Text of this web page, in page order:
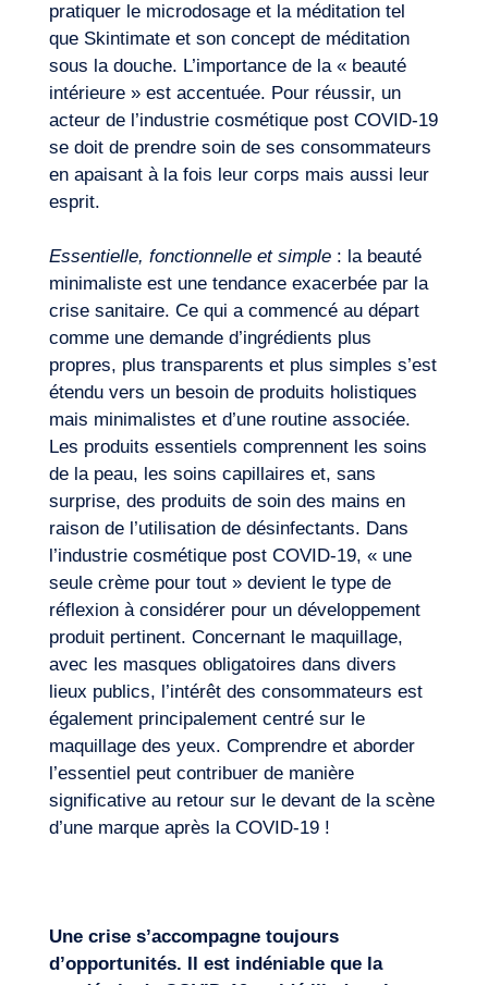
pratiquer le microdosage et la méditation tel
que Skintimate et son concept de méditation
sous la douche. L’importance de la « beauté
intérieure » est accentuée. Pour réussir, un
acteur de l’industrie cosmétique post COVID-19
se doit de prendre soin de ses consommateurs
en apaisant à la fois leur corps mais aussi leur
esprit.
Essentielle, fonctionnelle et simple: la beauté
minimaliste est une tendance exacerbée par la
crise sanitaire. Ce qui a commencé au départ
comme une demande d’ingrédients plus
propres, plus transparents et plus simples s’est
étendu vers un besoin de produits holistiques
mais minimalistes et d’une routine associée.
Les produits essentiels comprennent les soins
de la peau, les soins capillaires et, sans
surprise, des produits de soin des mains en
raison de l’utilisation de désinfectants. Dans
l’industrie cosmétique post COVID-19, « une
seule crème pour tout » devient le type de
réflexion à considérer pour un développement
produit pertinent. Concernant le maquillage,
avec les masques obligatoires dans divers
lieux publics, l’intérêt des consommateurs est
également principalement centré sur le
maquillage des yeux. Comprendre et aborder
l’essentiel peut contribuer de manière
significative au retour sur le devant de la scène
d’une marque après la COVID-19 !
Une crise s’accompagne toujours
d’opportunités. Il est indéniable que la